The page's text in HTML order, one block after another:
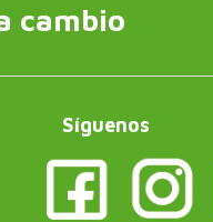
cambio
Síguenos